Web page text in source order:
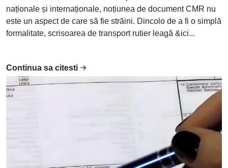
naționale și internaționale, noțiunea de document CMR nu
este un aspect de care să fie străini. Dincolo de a fi o simplă
formalitate, scrisoarea de transport rutier leagă &ici...
Continua sa citesti